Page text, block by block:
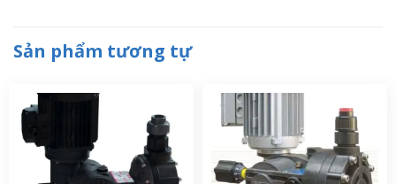
Sản phẩm tương tự